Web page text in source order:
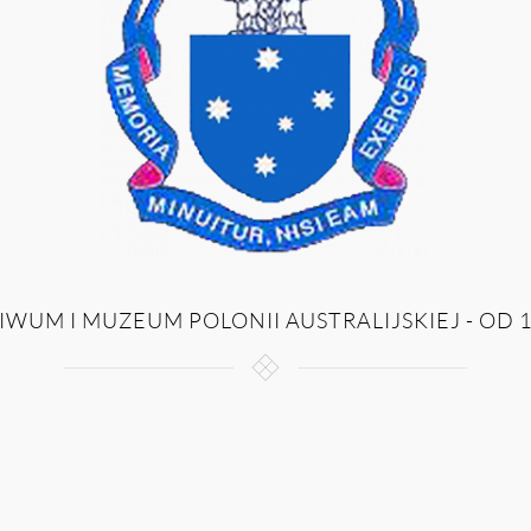
I MUZEUM POLONII AUSTRALIJSKIEJ - OD